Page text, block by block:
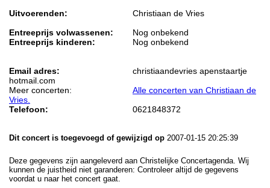
Uitvoerenden:
Christiaan de Vries
Entreeprijs volwassenen:
Nog onbekend
Entreeprijs kinderen:
Nog onbekend
Email adres:
christiaandevries apenstaartje
hotmail.com
Meer concerten:
Alle concerten van Christiaan de
Vries.
Telefoon:
0621848372
Dit concert is toegevoegd of gewijzigd op 2007-01-15 20:25:39
Deze gegevens zijn aangeleverd aan Christelijke Concertagenda. Wij
kunnen de juistheid niet garanderen: Controleer altijd de gegevens
voordat u naar het concert gaat.